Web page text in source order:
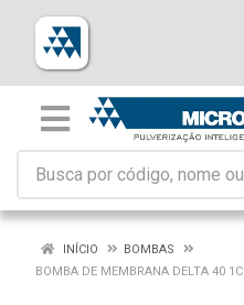
INÍCIO
BOMBAS
BOMBA DE MEMBRANA DELTA 40 1C